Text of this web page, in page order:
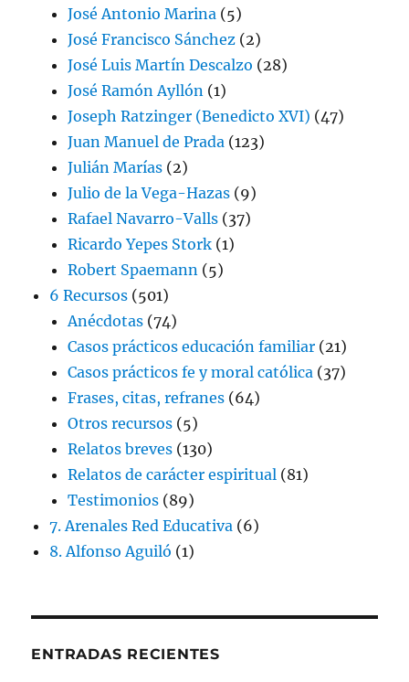
José Antonio Marina (5)
José Francisco Sánchez (2)
José Luis Martín Descalzo (28)
José Ramón Ayllón (1)
Joseph Ratzinger (Benedicto XVI) (47)
Juan Manuel de Prada (123)
Julián Marías (2)
Julio de la Vega-Hazas (9)
Rafael Navarro-Valls (37)
Ricardo Yepes Stork (1)
Robert Spaemann (5)
6 Recursos (501)
Anécdotas (74)
Casos prácticos educación familiar (21)
Casos prácticos fe y moral católica (37)
Frases, citas, refranes (64)
Otros recursos (5)
Relatos breves (130)
Relatos de carácter espiritual (81)
Testimonios (89)
7. Arenales Red Educativa (6)
8. Alfonso Aguiló (1)
ENTRADAS RECIENTES